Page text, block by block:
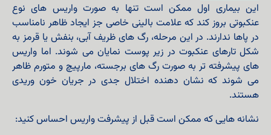
این بیماری اول ممکن است تنها به صورت واریس‌ های نوع
عنکبوتی بروز کند که علامت بالینی خاصی جز ایجاد ظاهر نامناسب
در پاها ندارند. در این مرحله، رگ‌ های ظریف آبی، بنفش یا قرمز به
شکل تارهای عنکبوت در زیر پوست نمایان می‌ شوند. اما واریس‌
های پیشرفته‌ تر به صورت رگ‌ های برجسته، مارپیچ و متورم ظاهر
می‌ شوند که نشان‌ دهنده اختلال جدی در جریان خون وریدی
هستند.
نشانه هایی که ممکن است قبل از پیشرفت واریس احساس کنید: